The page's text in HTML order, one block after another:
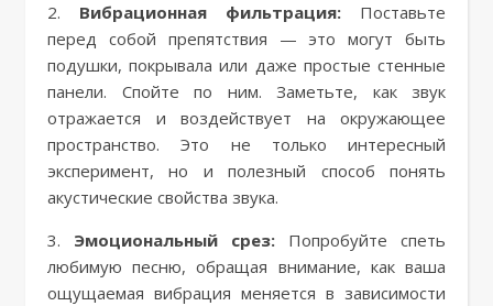
2. Вибрационная фильтрация: Поставьте
перед собой препятствия — это могут быть
подушки, покрывала или даже простые стенные
панели. Спойте по ним. Заметьте, как звук
отражается и воздействует на окружающее
пространство. Это не только интересный
эксперимент, но и полезный способ понять
акустические свойства звука.
3. Эмоциональный срез: Попробуйте спеть
любимую песню, обращая внимание, как ваша
ощущаемая вибрация меняется в зависимости